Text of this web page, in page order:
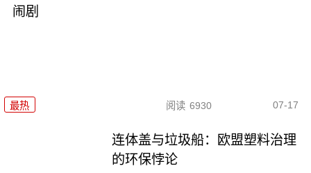
闹剧
最热 阅读 6930 07-17
连体盖与垃圾船：欧盟塑料治理
的环保悖论